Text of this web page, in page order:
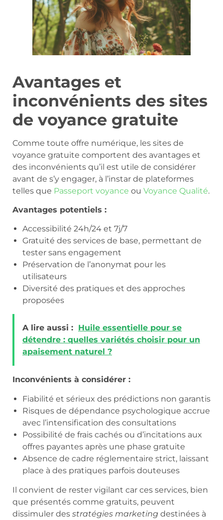
Avantages et
inconvénients des sites
de voyance gratuite
Comme toute offre numérique, les sites de
voyance gratuite comportent des avantages et
des inconvénients qu’il est utile de considérer
avant de s’y engager, à l’instar de plateformes
telles que Passeport voyance ou Voyance Qualité.
Avantages potentiels :
Accessibilité 24h/24 et 7j/7
Gratuité des services de base, permettant de
tester sans engagement
Préservation de l’anonymat pour les
utilisateurs
Diversité des pratiques et des approches
proposées
A lire aussi : Huile essentielle pour se
détendre : quelles variétés choisir pour un
apaisement naturel ?
Inconvénients à considérer :
Fiabilité et sérieux des prédictions non garantis
Risques de dépendance psychologique accrue
avec l’intensification des consultations
Possibilité de frais cachés ou d’incitations aux
offres payantes après une phase gratuite
Absence de cadre réglementaire strict, laissant
place à des pratiques parfois douteuses
Il convient de rester vigilant car ces services, bien
que présentés comme gratuits, peuvent
dissimuler des stratégies marketing destinées à